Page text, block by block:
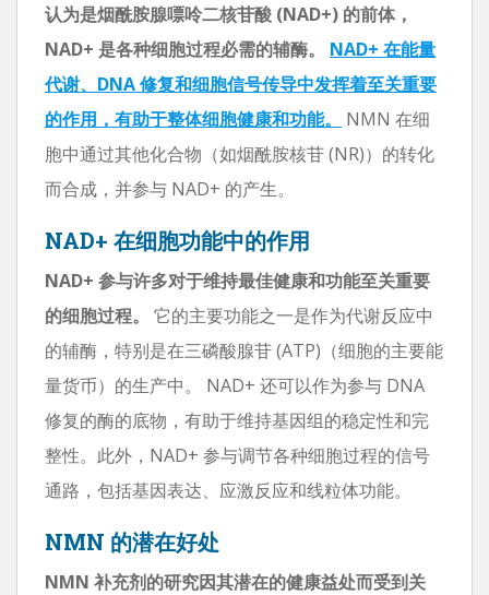
认为是烟酰胺腺嘌呤二核苷酸 (NAD+) 的前体，
NAD+ 是各种细胞过程必需的辅酶。
NAD+ 在能量
代谢、DNA 修复和细胞信号传导中发挥着至关重要
的作用，有助于整体细胞健康和功能。
NMN 在细
胞中通过其他化合物（如烟酰胺核苷 (NR)）的转化
而合成，并参与 NAD+ 的产生。
NAD+ 在细胞功能中的作用
NAD+ 参与许多对于维持最佳健康和功能至关重要
的细胞过程。
它的主要功能之一是作为代谢反应中
的辅酶，特别是在三磷酸腺苷 (ATP)（细胞的主要能
量货币）的生产中。 NAD+ 还可以作为参与 DNA
修复的酶的底物，有助于维持基因组的稳定性和完
整性。此外，NAD+ 参与调节各种细胞过程的信号
通路，包括基因表达、应激反应和线粒体功能。
NMN 的潜在好处
NMN 补充剂的研究因其潜在的健康益处而受到关